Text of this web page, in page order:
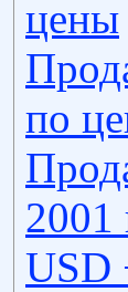
цены
по
2001
USD